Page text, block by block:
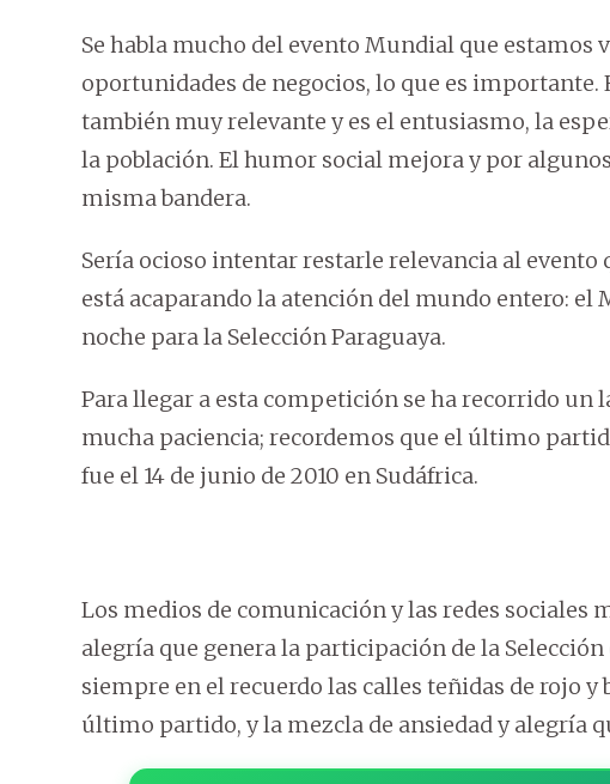
Se habla mucho del evento Mundial que
oportunidades de negocios, lo que es importante.
también muy relevante y es el entusiasmo, la
la población. El humor social mejora y por
misma bandera.
Sería ocioso intentar restarle relevancia al evento
está acaparando la atención del mundo entero: el
noche para la Selección Paraguaya.
Para llegar a esta competición se ha recorrido un
mucha paciencia; recordemos que el último
fue el 14 de junio de 2010 en Sudáfrica.
Los medios de comunicación y las redes sociales
alegría que genera la participación de la
siempre en el recuerdo las calles teñidas de rojo
último partido, y la mezcla de ansiedad y alegría